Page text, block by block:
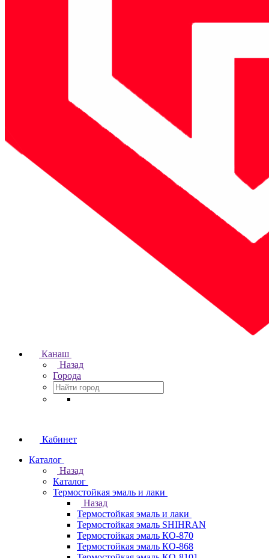
Канаш
Назад
Города
Кабинет
Каталог
Назад
Каталог
Термостойкая эмаль и лаки
Назад
Термостойкая эмаль и лаки
Термостойкая эмаль SHIHRAN
Термостойкая эмаль КО-870
Термостойкая эмаль КО-868